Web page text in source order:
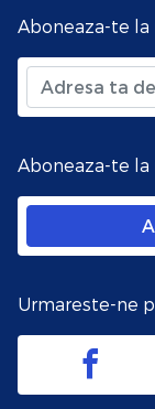
Aboneaza-te
Aboneaza-te la
Urmareste-ne